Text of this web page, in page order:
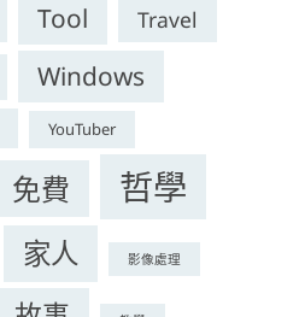
Tool
Travel
Windows
YouTuber
免費 哲學
家人 影像處理